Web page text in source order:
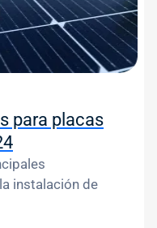
para placas
instalación de